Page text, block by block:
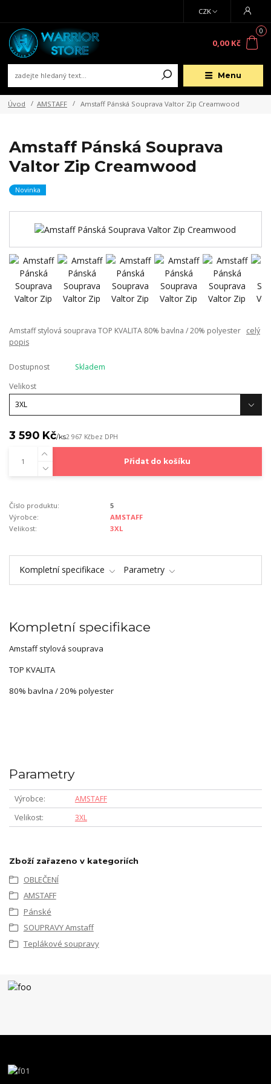
Menu
CZK
0
0,00 Kč
Úvod AMSTAFF Amstaff Pánská Souprava Valtor Zip Creamwood
Amstaff Pánská Souprava
Valtor Zip Creamwood
Novinka
Amstaff stylová souprava TOP KVALITA 80% bavlna / 20% polyester celý
popis
Dostupnost
Skladem
Velikost
3 590 Kč/ks2 967 Kčbez DPH
Přidat do košíku
Číslo produktu:
5
Výrobce:
AMSTAFF
Velikost:
3XL
Kompletní specifikace Parametry
Kompletní specifikace
Amstaff stylová souprava
TOP KVALITA
80% bavlna / 20% polyester
Parametry
Výrobce
AMSTAFF
Velikost
3XL
Zboží zařazeno v kategoriích
OBLEČENÍ
AMSTAFF
Pánské
SOUPRAVY Amstaff
Teplákové soupravy